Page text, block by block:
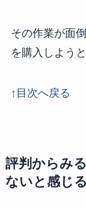
その作業が面
を購入しよう
↑目次へ戻る
評判からみ
ないと感じ